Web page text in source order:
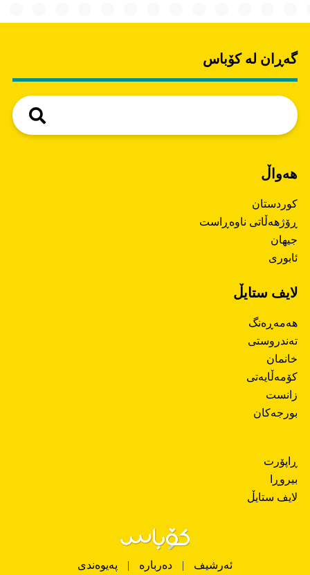
گەڕان لە کۆباس
هەواڵ
کوردستان
ڕۆژهەڵاتی ناوەڕاست
جیهان
ئابوری
لایف ستایڵ
هەمەڕەنگ
تەندروستی
خانمان
کۆمەڵایەتی
زانست
بورجەکان
ڕاپۆرت
بیروڕا
لایف ستایڵ
ئەرشیف | دەربارە | پەیوەندی